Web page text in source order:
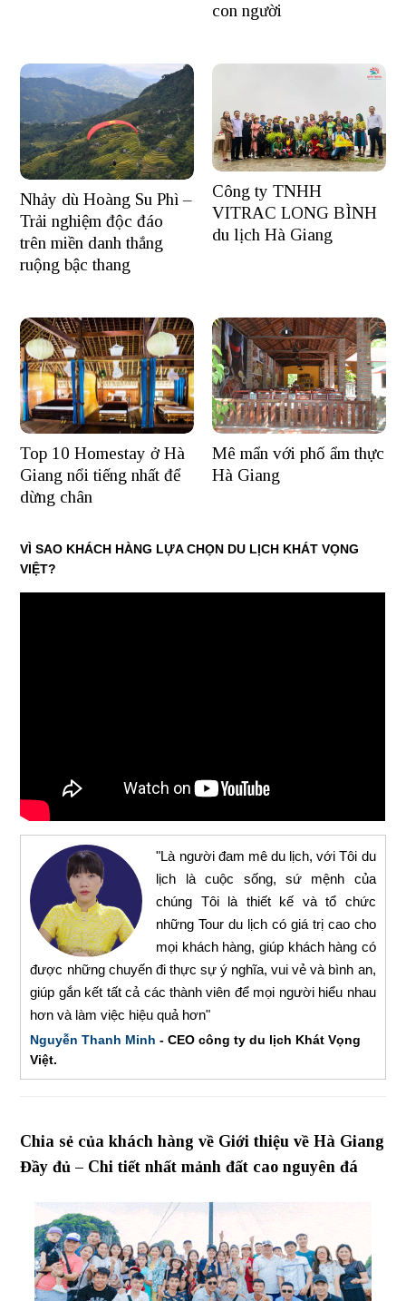
con người
Nhảy dù Hoàng Su Phì –
Trải nghiệm độc đáo
trên miền danh thắng
ruộng bậc thang
Công ty TNHH
VITRAC LONG BÌNH
du lịch Hà Giang
Top 10 Homestay ở Hà
Giang nổi tiếng nhất để
dừng chân
Mê mẩn với phố ẩm thực
Hà Giang
VÌ SAO KHÁCH HÀNG LỰA CHỌN DU LỊCH KHÁT VỌNG
VIỆT?
"Là người đam mê du lịch, với Tôi du
lịch là cuộc sống, sứ mệnh của
chúng Tôi là thiết kế và tổ chức
những Tour du lịch có giá trị cao cho
mọi khách hàng, giúp khách hàng có
được những chuyến đi thực sự ý nghĩa, vui vẻ và bình an,
giúp gắn kết tất cả các thành viên để mọi người hiểu nhau
hơn và làm việc hiệu quả hơn"
Nguyễn Thanh Minh - CEO công ty du lịch Khát Vọng
Việt.
Chia sẻ của khách hàng về Giới thiệu về Hà Giang
Đầy đủ – Chi tiết nhất mảnh đất cao nguyên đá